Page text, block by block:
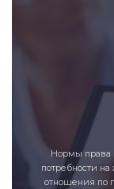
Нормы права
потребности
отношения по